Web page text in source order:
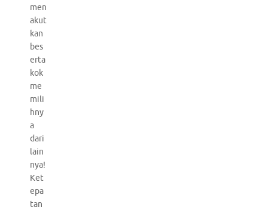
men
akut
kan
bes
erta
kok
me
mili
hny
a
dari
lain
nya!
Ket
epa
tan